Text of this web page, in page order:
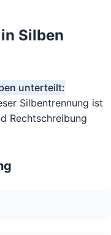
Silben
unterteilt:
Silbentrennung ist
Rechtschreibung